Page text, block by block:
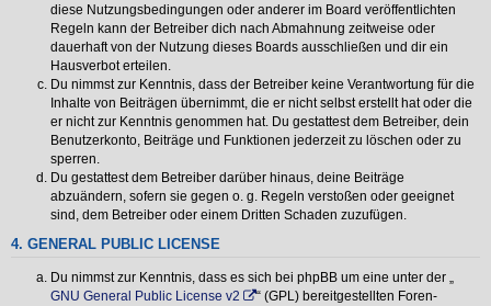
diese Nutzungsbedingungen oder anderer im Board veröffentlichten
Regeln kann der Betreiber dich nach Abmahnung zeitweise oder
dauerhaft von der Nutzung dieses Boards ausschließen und dir ein
Hausverbot erteilen.
Du nimmst zur Kenntnis, dass der Betreiber keine Verantwortung für die
Inhalte von Beiträgen übernimmt, die er nicht selbst erstellt hat oder die
er nicht zur Kenntnis genommen hat. Du gestattest dem Betreiber, dein
Benutzerkonto, Beiträge und Funktionen jederzeit zu löschen oder zu
sperren.
Du gestattest dem Betreiber darüber hinaus, deine Beiträge
abzuändern, sofern sie gegen o. g. Regeln verstoßen oder geeignet
sind, dem Betreiber oder einem Dritten Schaden zuzufügen.
4. GENERAL PUBLIC LICENSE
Du nimmst zur Kenntnis, dass es sich bei phpBB um eine unter der „
GNU General Public License v2
“ (GPL) bereitgestellten Foren-